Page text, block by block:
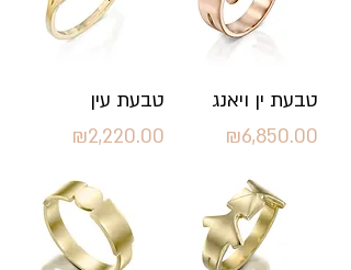
טבעת עין
Price
₪2,220.00
טבעת ין ויאנג
Price
₪6,850.00